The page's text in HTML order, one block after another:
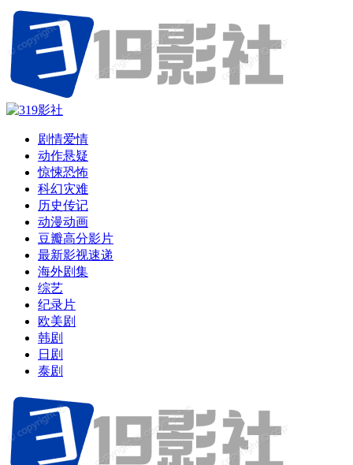
剧情爱情
动作悬疑
惊悚恐怖
科幻灾难
历史传记
动漫动画
豆瓣高分影片
最新影视速递
海外剧集
综艺
纪录片
欧美剧
韩剧
日剧
泰剧